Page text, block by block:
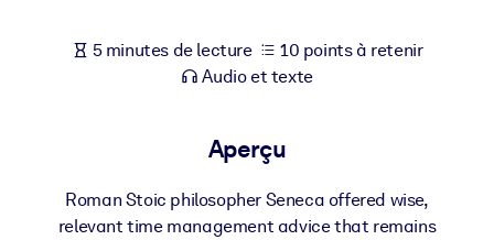
Pour bibliothèques d'entreprise
Pour les systèmes d’IA
Alimentez vos systèmes d'IA avec des connaissances fiables et
structurées pour améliorer les résultats.
5 minutes de lecture
10 points à retenir
Audio et texte
Aperçu
Roman Stoic philosopher Seneca offered wise,
relevant time management advice that remains